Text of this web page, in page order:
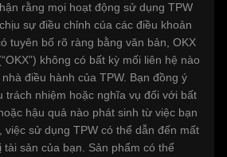
rằng mọi hoạt động sử dụng TPW
sự điều chỉnh của các điều khoản
tuyên bố rõ ràng bằng văn bản, OKX
không có bất kỳ mối liên hệ nào
điều hành của TPW. Bạn đồng ý
trách nhiệm hoặc nghĩa vụ đối với bất
hậu quả nào phát sinh từ việc bạn
việc sử dụng TPW có thể dẫn đến mất
tài sản của bạn. Sản phẩm có thể